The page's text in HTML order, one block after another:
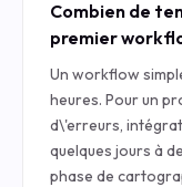
Combien de
premier
Un workflow
heures. Pour un
d\'erreurs,
quelques jours à
phase de